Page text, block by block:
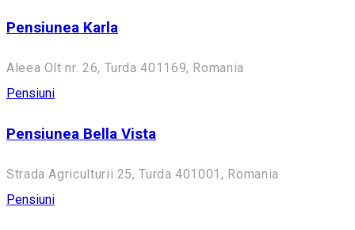
Pensiunea Karla
Aleea Olt nr. 26, Turda 401169, Romania
Pensiuni
Pensiunea Bella Vista
Strada Agriculturii 25, Turda 401001, Romania
Pensiuni